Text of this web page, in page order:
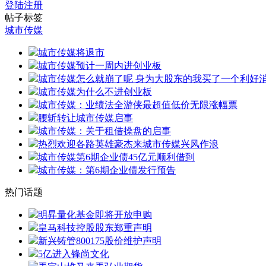
登陆注册
帖子标签
城市传媒
城市传媒将退市
城市传媒预计一周内进创业板
城市传媒怎么就崩了呢 身为大股东的我买了一个利好
城市传媒为什么不进创业板
城市传媒：业绩法全游侠最超值低价无限涨幅票
腰斩转让城市传媒启事
城市传媒：关于租借操盘的启事
热烈欢迎各路英雄豪杰来城市传媒兴风作浪
城市传媒第6期企业债45亿元顺利借到
城市传媒：第6期企业债发行预告
热门话题
明昇量化基金即将开放申购
皇马科技控股股东郑重声明
新兴铸管800175股价维护声明
5亿进入锋尚文化